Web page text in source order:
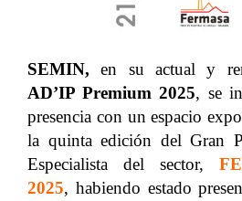
SEMIN, en su actual y
AD’IP Premium2025, se
presencia con un espacio
la quinta edición del Gran
Especialista del sector,
2025, habiendo estado